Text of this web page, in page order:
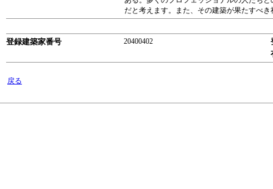
だと考えます。また、その建築が果たすべ
登録建築家番号 20400402
戻る